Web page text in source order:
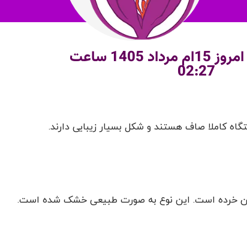
1405 ساعت
02:27
کاملا صاف هستند و شکل بسیار زیبایی دارند.
بدون خرده است. این نوع به صورت طبیعی خشک شده است.